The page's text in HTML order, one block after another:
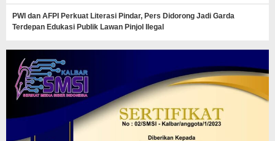
PWI dan AFPI Perkuat Literasi Pindar, Pers Didorong Jadi Garda
Terdepan Edukasi Publik Lawan Pinjol Ilegal